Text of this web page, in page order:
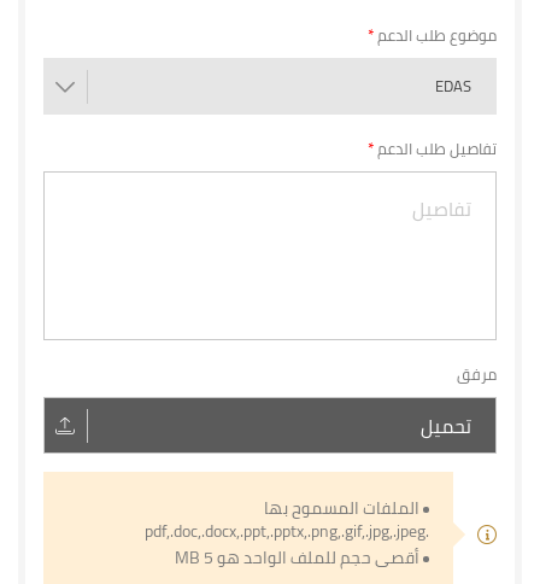
موضوع طلب الدعم
تفاصيل طلب الدعم
مرفق
تحميل
الملفات المسموح بها
.pdf,.doc,.docx,.ppt,.pptx,.png,.gif,.jpg,.jpeg
أقصى حجم للملف الواحد هو 5 MB